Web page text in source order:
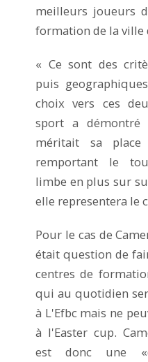
meilleurs joueurs
formation de la ville
« Ce sont des
puis
choix vers ces
sport a
méritait sa
remportant le
limbe en plus sur
elle representera le
Pour le cas de
était question de
centres de
qui au quotidien
à L'Efbc mais ne
à l'Easter cup.
est donc une